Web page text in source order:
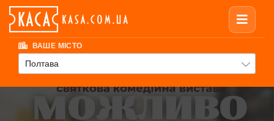
ВАШЕ МІСТО
Полтава